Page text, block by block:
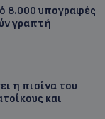
8.000 υπογραφές
γραπτή
η πισίνα του
και